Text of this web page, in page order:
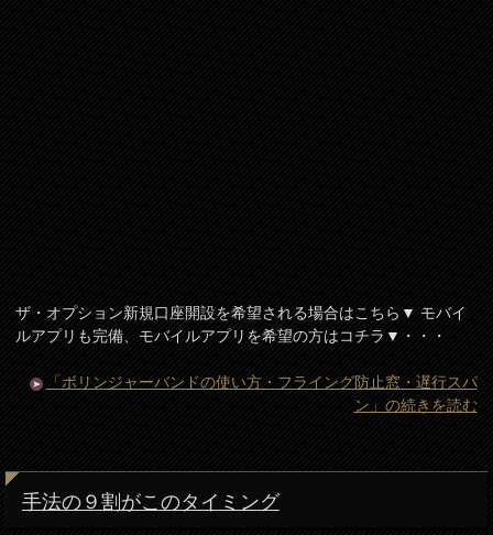
ザ・オプション新規口座開設を希望される場合はこちら▼ モバイ
ルアプリも完備、モバイルアプリを希望の方はコチラ▼・・・
「ボリンジャーバンドの使い方・フライング防止窓・遅行スパ
ン」の続きを読む
手法の９割がこのタイミング